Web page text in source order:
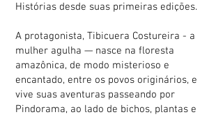
Histórias desde suas primeiras edições.
A protagonista, Tibicuera Costureira - a
mulher agulha — nasce na floresta
amazônica, de modo misterioso e
encantado, entre os povos originários, e
vive suas aventuras passeando por
Pindorama, ao lado de bichos, plantas e